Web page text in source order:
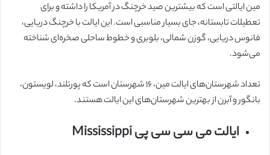
مین ایالتی است که بیشترین صید خرچنگ در آمریکا را داشته و برای
تعطیلات تابستانه، جای بسیار مناسبی است. این ایالت با خرچنگ دریایی،
فانوس دریایی، گوزن شمالی، بلوبری و خطوط ساحلی صخره‌ای شناخته
می‌شود.
تعداد شهرستان‌های ایالت مین، ۱۶ شهرستان است که پورتلند، لویستون،
بانگور و آبرن از بهترین شهرستان‌های این ایالت هستند.
ایالت می سی سی پی Mississippi